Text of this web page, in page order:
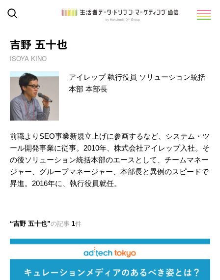
吉野 五十也
ISOYA KINO
アイレップ 執行役員 ソリューション統括
本部 本部長
前職よりSEO事業新規立上げに参画するなど、システム・ツ
ール開発事業に従事。2010年、株式会社アイレップ入社。そ
の後ソリューション統括本部のエースとして、チームマネー
ジャー、グループマネージャー、本部長と異例のスピードで
昇進。2016年に、執行役員就任。
吉野 五十也 の記事 1件